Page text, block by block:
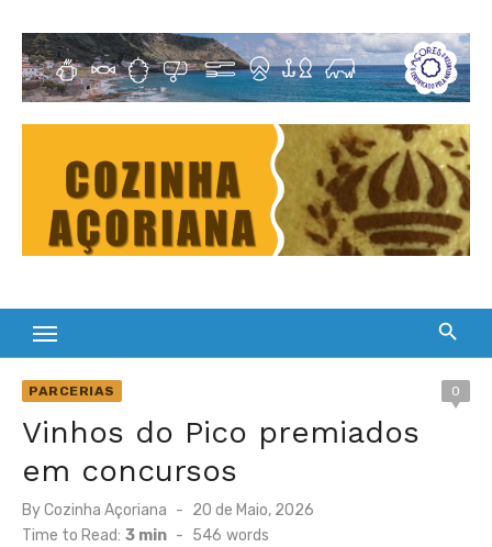
content
Cultura Gastronómica dos Açores
PARCERIAS 0
Vinhos do Pico premiados
em concursos
ByCozinha Açoriana
Posted
on
20 de Maio, 2026
Time to Read: 3 min - 546 words